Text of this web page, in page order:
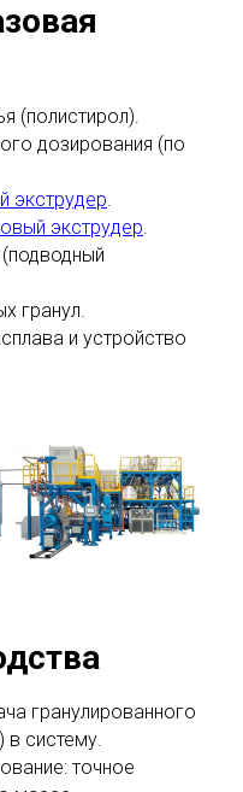
(полистирол).
дозирования (по
экструдер.
экструдер.
гранул.
и устройство
гранулированного
в систему.
точное